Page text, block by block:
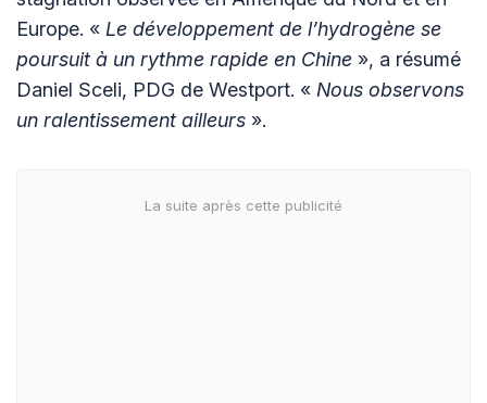
Europe. « Le développement de l’hydrogène se
poursuit à un rythme rapide en Chine », a résumé
Daniel Sceli, PDG de Westport. « Nous observons
un ralentissement ailleurs ».